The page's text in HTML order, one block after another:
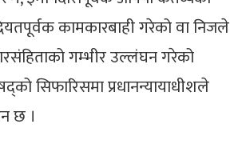
कामकारबाही गरेको वा निजले
गम्भीर उल्लंघन गरेको
सिफारिसमा प्रधानन्यायाधीशले
छ ।